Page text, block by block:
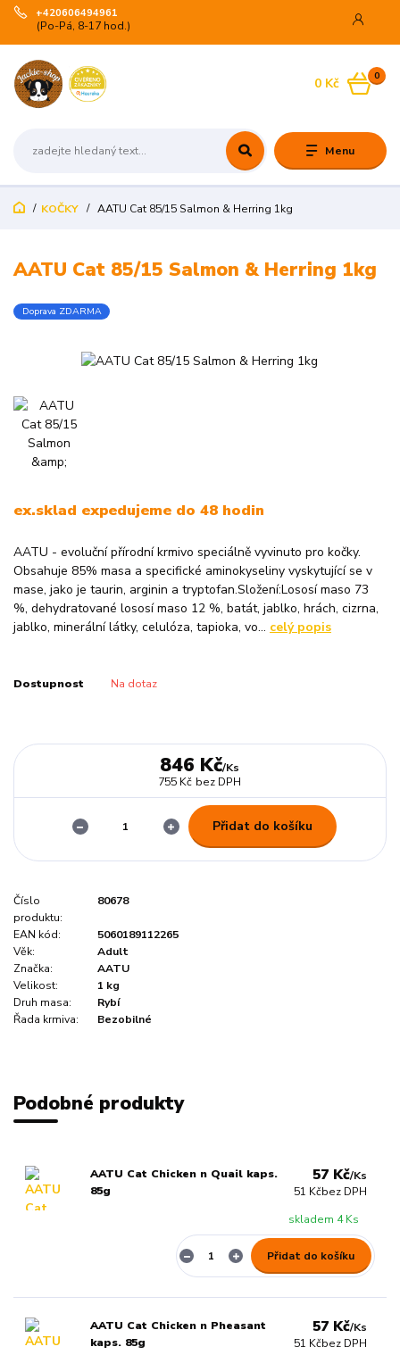
Menu
+420606494961
(Po-Pá, 8-17 hod.)
0
0 Kč
KOČKY AATU Cat 85/15 Salmon & Herring 1kg
AATU Cat 85/15 Salmon & Herring 1kg
Doprava ZDARMA
ex.sklad expedujeme do 48 hodin
AATU - evoluční přírodní krmivo speciálně vyvinuto pro kočky.
Obsahuje 85% masa a specifické aminokyseliny vyskytující se v
mase, jako je taurin, arginin a tryptofan.Složení:Lososí maso 73
%, dehydratované lososí maso 12 %, batát, jablko, hrách, cizrna,
jablko, minerální látky, celulóza, tapioka, vo... celý popis
Dostupnost Na dotaz
846 Kč/Ks
755 Kč bez DPH
Přidat do košíku
Číslo
produktu:
80678
EAN kód:
5060189112265
Věk:
Adult
Značka:
AATU
Velikost:
1 kg
Druh masa:
Rybí
Řada krmiva:
Bezobilné
Podobné produkty
AATU Cat Chicken n Quail kaps.
85g
57 Kč/Ks
51 Kčbez DPH
skladem 4 Ks
Přidat do košíku
AATU Cat Chicken n Pheasant
kaps. 85g
57 Kč/Ks
51 Kčbez DPH